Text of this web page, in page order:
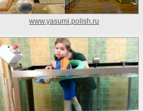
www.yasumi.polish.ru